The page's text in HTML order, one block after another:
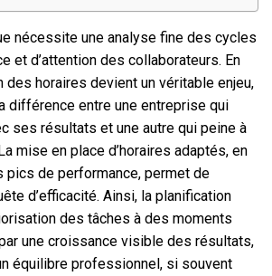
nécessite une analyse fine des cycles
et d’attention des collaborateurs. En
des horaires devient un véritable enjeu,
différence entre une entreprise qui
ses résultats et une autre qui peine à
mise en place d’horaires adaptés, en
pics de performance, permet de
d’efficacité. Ainsi, la planification
des tâches à des moments
une croissance visible des résultats,
équilibre professionnel, si souvent